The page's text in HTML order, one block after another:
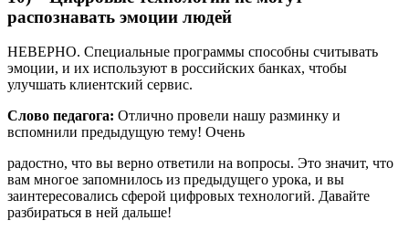
распознавать эмоции людей
НЕВЕРНО. Специальные программы способны считывать
эмоции, и их используют в российских банках, чтобы
улучшать клиентский сервис.
Слово педагога: Отлично провели нашу разминку и
вспомнили предыдущую тему! Очень
радостно, что вы верно ответили на вопросы. Это значит, что
вам многое запомнилось из предыдущего урока, и вы
заинтересовались сферой цифровых технологий. Давайте
разбираться в ней дальше!